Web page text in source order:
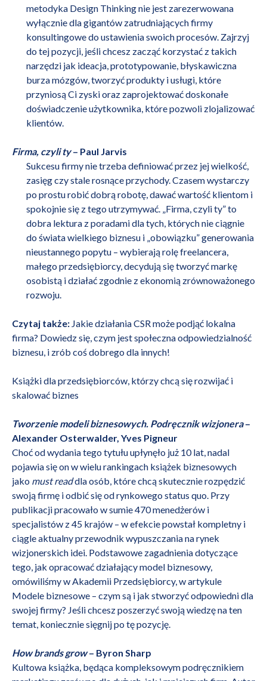
metodyka Design Thinking nie jest zarezerwowana
wyłącznie dla gigantów zatrudniających firmy
konsultingowe do ustawienia swoich procesów. Zajrzyj
do tej pozycji, jeśli chcesz zacząć korzystać z takich
narzędzi jak ideacja, prototypowanie, błyskawiczna
burza mózgów, tworzyć produkty i usługi, które
przyniosą Ci zyski oraz zaprojektować doskonałe
doświadczenie użytkownika, które pozwoli zlojalizować
klientów.
Firma, czyli ty– Paul Jarvis
Sukcesu firmy nie trzeba definiować przez jej wielkość,
zasięg czy stale rosnące przychody. Czasem wystarczy
po prostu robić dobrą robotę, dawać wartość klientom i
spokojnie się z tego utrzymywać. „Firma, czyli ty” to
dobra lektura z poradami dla tych, których nie ciągnie
do świata wielkiego biznesu i „obowiązku” generowania
nieustannego popytu – wybierają rolęfreelancera,
małego przedsiębiorcy, decydują się tworzyć markę
osobistą i działać zgodnie z ekonomią zrównoważonego
rozwoju.
Czytaj także: Jakie działania CSR może podjąć lokalna
firma? Dowiedz się, czym jest społeczna odpowiedzialność
biznesu, i zrób coś dobrego dla innych!
Książki dla przedsiębiorców, którzy chcą się rozwijać i
skalować biznes
Tworzenie modeli biznesowych. Podręcznik wizjonera–
Alexander Osterwalder, Yves Pigneur
Choć od wydania tego tytułu upłynęło już 10 lat, nadal
pojawia się on w wielu rankingach książek biznesowych
jako must readdla osób, które chcą skutecznie rozpędzić
swoją firmę i odbić się od rynkowego status quo. Przy
publikacji pracowało w sumie 470 menedżerów i
specjalistów z 45 krajów – w efekcie powstał kompletny i
ciągle aktualny przewodnik wypuszczania na rynek
wizjonerskich idei. Podstawowe zagadnienia dotyczące
tego, jak opracować działający model biznesowy,
omówiliśmy w Akademii Przedsiębiorcy, w artykule
Modele biznesowe – czym są i jak stworzyć odpowiedni dla
swojej firmy? Jeśli chcesz poszerzyć swoją wiedzę na ten
temat, koniecznie sięgnij po tę pozycję.
How brands grow– Byron Sharp
Kultowa książka, będąca kompleksowym podręcznikiem